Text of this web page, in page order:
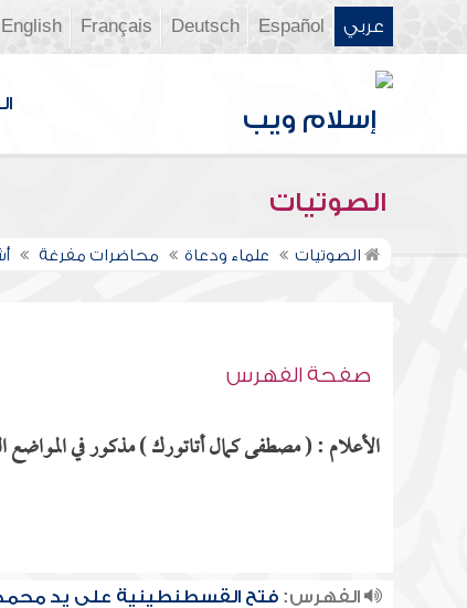
عربي Español
Deutsch
Français
English
الصوتيات
الصوتيات علماء ودعاة محاضرات مفرغة
صفحة الفهرس
الأعلام : ( مصطفى كمال أتاتورك ) مذكور في المواضع
الفهرس:فتح القسطنطينية على يد